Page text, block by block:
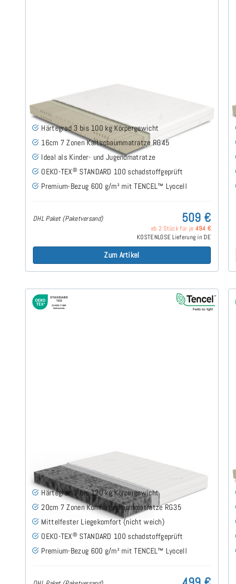
Midsofty H3 (TENCEL™ Lyocell) Kaltschaummatratze
160x200 cm
Härtegrad 3 bis 100 kg Körpergewicht
16cm 7 Zonen Kaltschaummatratze RG45
Ideal als Kinder- und Jugendmatratze
OEKO-TEX® STANDARD 100 schadstoffgeprüft
Premium-Bezug 600 g/m² mit TENCEL™ Lyocell
DHL Paket (Paketversand) 509 €
ab 2 Stück für je 494 €
KOSTENLOSE Lieferung in DE
Zum Artikel
Firmy H3 (TENCEL™ Lyocell)
Komfortschaummatratze 160x200 cm
Härtegrad 3 bis 120 kg Körpergewicht
20cm 7 Zonen Komfortschaummatratze RG35
Mittelfester Liegekomfort (nicht weich)
OEKO-TEX® STANDARD 100 schadstoffgeprüft
Premium-Bezug 600 g/m² mit TENCEL™ Lyocell